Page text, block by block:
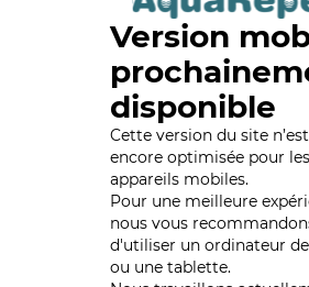
Version
disponible
Cette version du site
encore optimisée pour les
appareils mobiles.
Pour une meilleure
nous vous
d'utiliser un ordinateur
ou une tablette.